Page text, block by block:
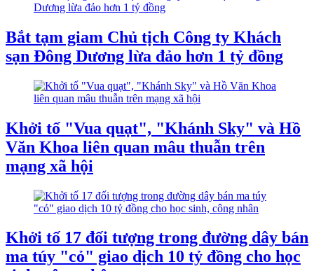
Bắt tạm giam Chủ tịch Công ty Khách
sạn Đông Dương lừa đảo hơn 1 tỷ đồng
Khởi tố "Vua quạt", "Khánh Sky" và Hồ
Văn Khoa liên quan mâu thuẫn trên
mạng xã hội
Khởi tố 17 đối tượng trong đường dây bán
ma túy "cỏ" giao dịch 10 tỷ đồng cho học